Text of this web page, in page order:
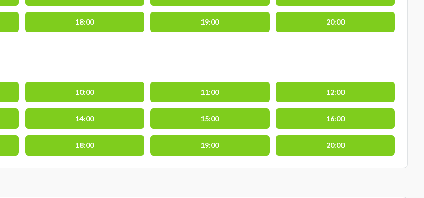
18:00 19:00 20:00
10:00 11:00 12:00
14:00 15:00 16:00
18:00 19:00 20:00